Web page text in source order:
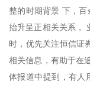
整的时期背景 下，
抬升呈正相关关系，
时，优先关注恒信证
相关信息，有助于在
体报道中提到，有人